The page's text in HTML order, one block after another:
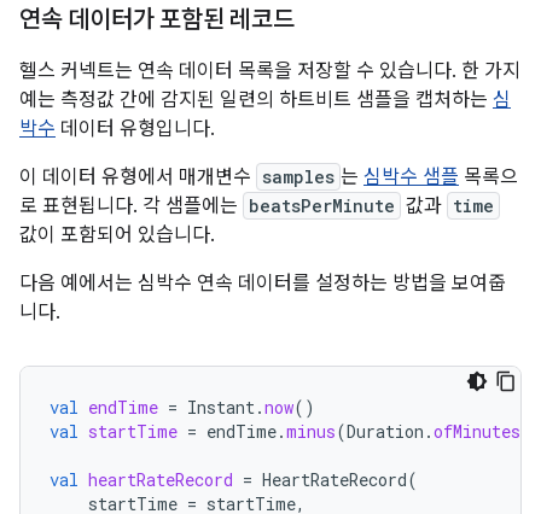
연속 데이터가 포함된 레코드
헬스 커넥트는 연속 데이터 목록을 저장할 수 있습니다. 한 가지
예는 측정값 간에 감지된 일련의 하트비트 샘플을 캡처하는 심
박수 데이터 유형입니다.
이 데이터 유형에서 매개변수 samples 는 심박수 샘플 목록으
로 표현됩니다. 각 샘플에는 beatsPerMinute 값과 time
값이 포함되어 있습니다.
다음 예에서는 심박수 연속 데이터를 설정하는 방법을 보여줍
니다.
val endTime = Instant.now()
val startTime = endTime.minus(Duration .ofMinutes
val heartRateRecord = HeartRateRecord(
startTime = startTime,